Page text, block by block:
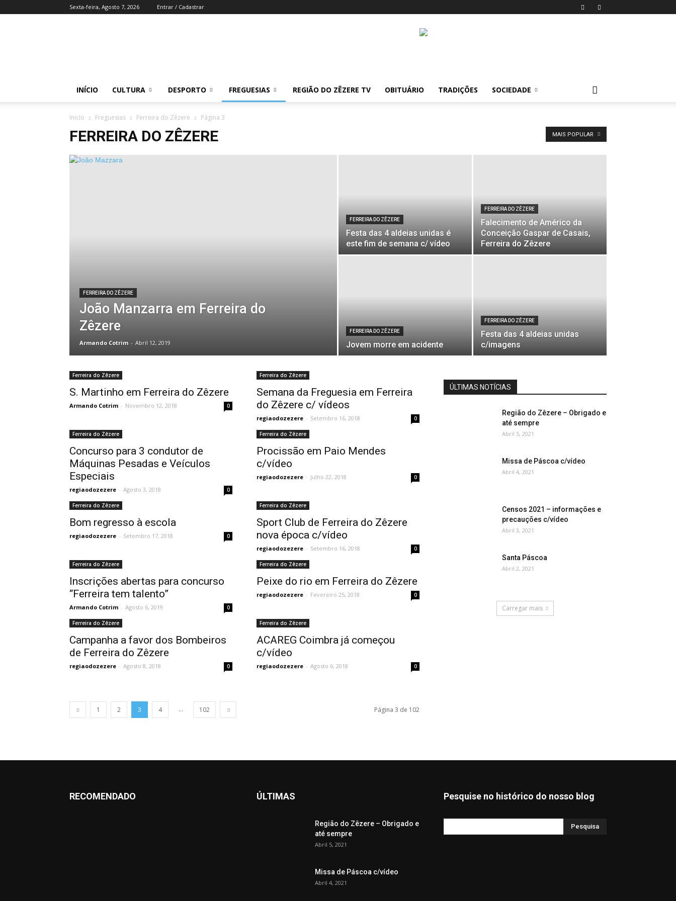
Sexta-feira, Agosto 7, 2026 Entrar / Cadastrar
INÍCIO CULTURA DESPORTO FREGUESIAS REGIÃO DO ZÊZERE TV OBITUÁRIO TRADIÇÕES SOCIEDADE
Inicio Freguesias Ferreira do Zêzere Página 3
FERREIRA DO ZÊZERE MAIS POPULAR
FERREIRA DO ZÊZERE
João Manzarra em Ferreira do
Zêzere
Armando Cotrim - Abril 12, 2019
FERREIRA DO ZÊZERE
Festa das 4 aldeias unidas é
este fim de semana c/ vídeo
FERREIRA DO ZÊZERE
Falecimento de Américo da
Conceição Gaspar de Casais,
Ferreira do Zêzere
FERREIRA DO ZÊZERE
Jovem morre em acidente
FERREIRA DO ZÊZERE
Festa das 4 aldeias unidas
c/imagens
Ferreira do Zêzere
S. Martinho em Ferreira do Zêzere
Armando Cotrim - Novembro 12, 2018 0
Ferreira do Zêzere
Semana da Freguesia em Ferreira
do Zêzere c/ vídeos
regiaodozezere - Setembro 16, 2018 0
Ferreira do Zêzere
Concurso para 3 condutor de
Máquinas Pesadas e Veículos
Especiais
regiaodozezere - Agosto 3, 2018 0
Ferreira do Zêzere
Procissão em Paio Mendes
c/vídeo
regiaodozezere - Julho 22, 2018 0
Ferreira do Zêzere
Bom regresso à escola
regiaodozezere - Setembro 17, 2018 0
Ferreira do Zêzere
Sport Club de Ferreira do Zêzere
nova época c/vídeo
regiaodozezere - Setembro 16, 2018 0
Ferreira do Zêzere
Inscrições abertas para concurso
“Ferreira tem talento”
Armando Cotrim - Agosto 6, 2019 0
Ferreira do Zêzere
Peixe do rio em Ferreira do Zêzere
regiaodozezere - Fevereiro 25, 2018 0
Ferreira do Zêzere
Campanha a favor dos Bombeiros
de Ferreira do Zêzere
regiaodozezere - Agosto 8, 2018 0
Ferreira do Zêzere
ACAREG Coimbra já começou
c/vídeo
regiaodozezere - Agosto 6, 2018 0
1 2 3 4 ... 102 Página 3 de 102
ÚLTIMAS NOTÍCIAS
Região do Zêzere – Obrigado e
até sempre
Abril 5, 2021
Missa de Páscoa c/vídeo
Abril 4, 2021
Censos 2021 – informações e
precauções c/vídeo
Abril 3, 2021
Santa Páscoa
Abril 2, 2021
Carregar mais
RECOMENDADO ÚLTIMAS
Região do Zêzere – Obrigado e
até sempre
Abril 5, 2021
Missa de Páscoa c/vídeo
Abril 4, 2021
Pesquise no histórico do nosso blog